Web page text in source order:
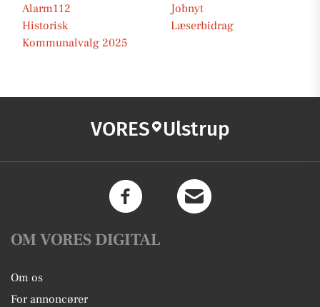
Alarm112
Jobnyt
Historisk
Læserbidrag
Kommunalvalg 2025
VORES Ulstrup
OM VORES DIGITAL
Om os
For annoncører